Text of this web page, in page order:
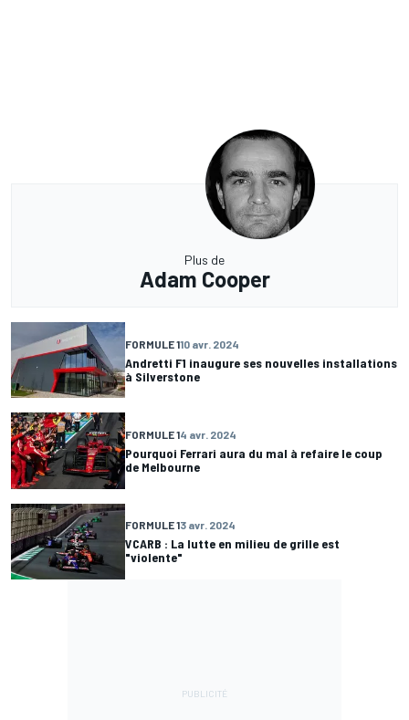
Plus de
Adam Cooper
FORMULE 110 avr. 2024
Andretti F1 inaugure ses nouvelles installations
à Silverstone
FORMULE 14 avr. 2024
Pourquoi Ferrari aura du mal à refaire le coup
de Melbourne
FORMULE 13 avr. 2024
VCARB : La lutte en milieu de grille est
"violente"